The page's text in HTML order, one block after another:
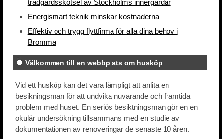
trädgårdsskötsel av Stockholms innergårdar
Energismart teknik minskar kostnaderna
Effektiv och trygg flyttfirma för alla dina behov i
Bromma
Välkommen till en webbplats om husköp
Vid ett husköp kan det vara lämpligt att anlita en
besikningsman för att undvika nuvarande och framtida
problem med huset. En seriös besiktningsman gör en en
okulär undersökning tillsammans med en studie av
dokumentationen av renoveringar de senaste 10 åren.